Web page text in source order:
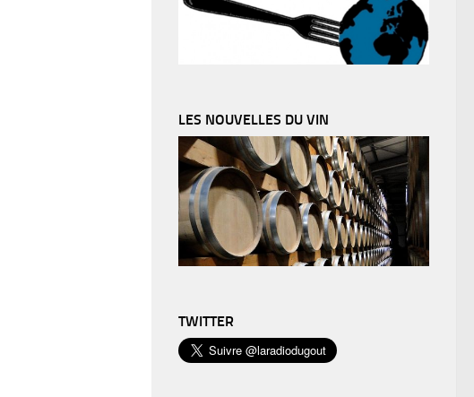
LES NOUVELLES DU VIN
TWITTER